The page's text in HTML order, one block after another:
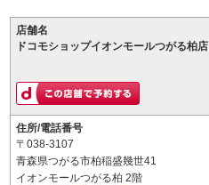
店舗名
ドコモショップイオンモールつがる柏店
住所/電話番号
〒038-3107
青森県つがる市柏稲盛幾世41
イオンモールつがる柏 2階